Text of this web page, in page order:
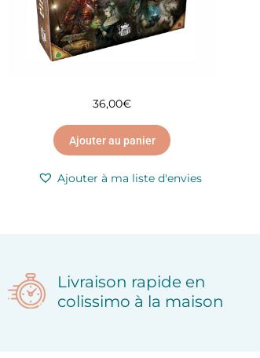
36,00€
Ajouter au panier
Ajouter à ma liste d'envies
Livraison rapide en
colissimo à la maison